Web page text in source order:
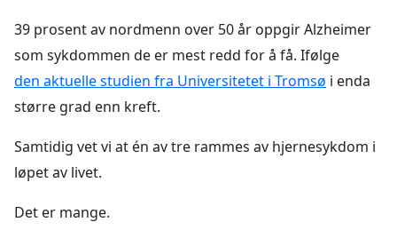
39 prosent av nordmenn over 50 år oppgir Alzheimer
som sykdommen de er mest redd for å få. Ifølge
den aktuelle studien fra Universitetet i Tromsø i enda
større grad enn kreft.
Samtidig vet vi at én av tre rammes av hjernesykdom i
løpet av livet.
Det er mange.